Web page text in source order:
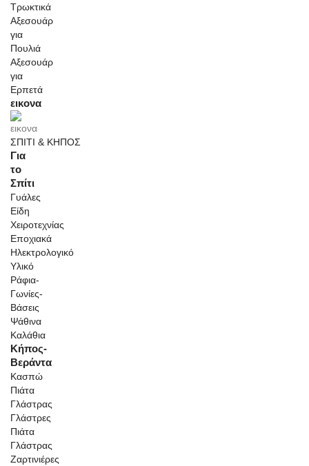
Τρωκτικά
Αξεσουάρ
για
Πουλιά
Αξεσουάρ
για
Ερπετά
εικονα
ΣΠΙΤΙ & ΚΗΠΟΣ
Για
το
Σπίτι
Γυάλες
Είδη
Χειροτεχνίας
Εποχιακά
Ηλεκτρολογικό
Υλικό
Ράφια-
Γωνίες-
Βάσεις
Ψάθινα
Καλάθια
Κήπος-
Βεράντα
Κασπώ
Πιάτα
Γλάστρας
Γλάστρες
Πιάτα
Γλάστρας
Ζαρτινιέρες